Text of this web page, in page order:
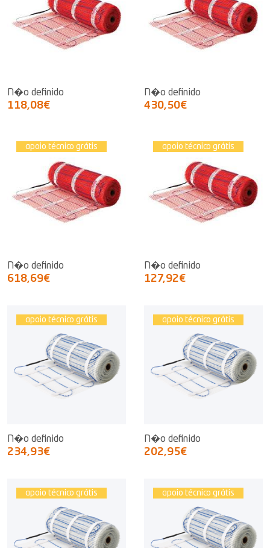
N�o definido
118,08€
N�o definido
430,50€
apoio técnico grátis
N�o definido
618,69€
apoio técnico grátis
N�o definido
127,92€
apoio técnico grátis
N�o definido
234,93€
apoio técnico grátis
N�o definido
202,95€
apoio técnico grátis apoio técnico grátis